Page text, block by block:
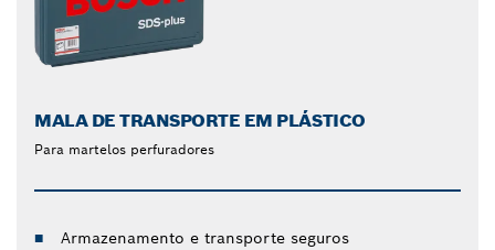
MALA DE TRANSPORTE EM PLÁSTICO
Para martelos perfuradores
Armazenamento e transporte seguros